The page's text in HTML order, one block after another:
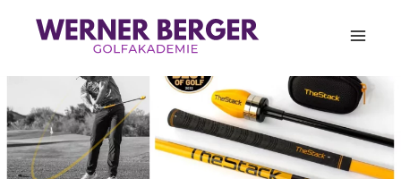
Inhalt